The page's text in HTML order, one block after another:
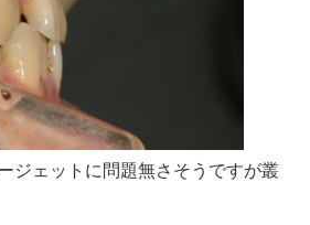
ジェットに問題無さそうですが叢